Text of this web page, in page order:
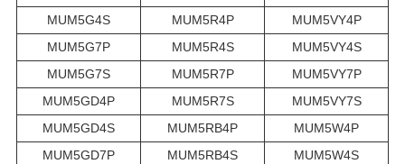
MUM5G4S
MUM5R4P
MUM5VY4P
MUM5G7P
MUM5R4S
MUM5VY4S
MUM5G7S
MUM5R7P
MUM5VY7P
MUM5GD4P
MUM5R7S
MUM5VY7S
MUM5GD4S
MUM5RB4P
MUM5W4P
MUM5GD7P
MUM5RB4S
MUM5W4S